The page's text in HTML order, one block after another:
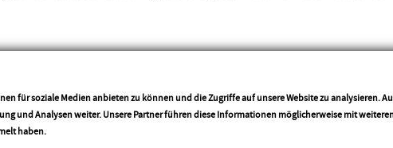
das haben gerade die zurückliegenden Wochen gezeigt – der Kampf
antisemitische Übergriffe und Hetze. Gleich aus welcher Richtung.
Auch hier ist die Arbeit des Verfassungsschutzes von unschätzbarem
für soziale Medien anbieten zu können und die Zugriffe auf unsere Website zu analysieren.
und Analysen weiter. Unsere Partner führen diese Informationen möglicherweise mit
haben.